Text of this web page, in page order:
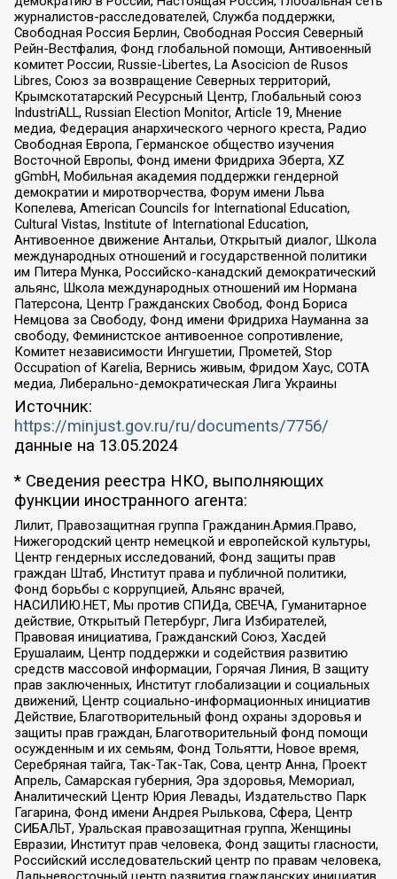
журналистов-расследователей, Служба поддержки,
Свободная Россия Берлин, Свободная Россия Северный
Рейн-Вестфалия, Фонд глобальной помощи, Антивоенный
комитет России, Russie-Libertes, La Asocicion de Rusos
Libres, Союз за возвращение Северных территорий,
Крымскотатарский Ресурсный Центр, Глобальный союз
IndustriALL, Russian Election Monitor, Article 19, Мнение
медиа, Федерация анархического черного креста, Радио
Свободная Европа, Германское общество изучения
Восточной Европы, Фонд имени Фридриха Эберта, XZ
gGmbH, Мобильная академия поддержки гендерной
демократии и миротворчества, Форум имени Льва
Копелева, American Councils for International Education,
Cultural Vistas, Institute of International Education,
Антивоенное движение Антальи, Открытый диалог, Школа
международных отношений и государственной политики
им Питера Мунка, Российско-канадский демократический
альянс, Школа международных отношений им Нормана
Патерсона, Центр Гражданских Свобод, Фонд Бориса
Немцова за Свободу, Фонд имени Фридриха Науманна за
свободу, Феминистское антивоенное сопротивление,
Комитет независимости Ингушетии, Прометей, Stop
Occupation of Karelia, Вернись живым, Фридом Хаус, СОТА
медиа, Либерально-демократическая Лига Украины
Источник:
https://minjust.gov.ru/ru/documents/7756/
данные на 13.05.2024
* Сведения реестра НКО, выполняющих
функции иностранного агента:
Лилит, Правозащитная группа Гражданин.Армия.Право,
Нижегородский центр немецкой и европейской культуры,
Центр гендерных исследований, Фонд защиты прав
граждан Штаб, Институт права и публичной политики,
Фонд борьбы с коррупцией, Альянс врачей,
НАСИЛИЮ.НЕТ, Мы против СПИДа, СВЕЧА, Гуманитарное
действие, Открытый Петербург, Лига Избирателей,
Правовая инициатива, Гражданский Союз, Хасдей
Ерушалаим, Центр поддержки и содействия развитию
средств массовой информации, Горячая Линия, В защиту
прав заключенных, Институт глобализации и социальных
движений, Центр социально-информационных инициатив
Действие, Благотворительный фонд охраны здоровья и
защиты прав граждан, Благотворительный фонд помощи
осужденным и их семьям, Фонд Тольятти, Новое время,
Серебряная тайга, Так-Так-Так, Сова, центр Анна, Проект
Апрель, Самарская губерния, Эра здоровья, Мемориал,
Аналитический Центр Юрия Левады, Издательство Парк
Гагарина, Фонд имени Андрея Рылькова, Сфера, Центр
СИБАЛЬТ, Уральская правозащитная группа, Женщины
Евразии, Институт прав человека, Фонд защиты гласности,
Российский исследовательский центр по правам человека,